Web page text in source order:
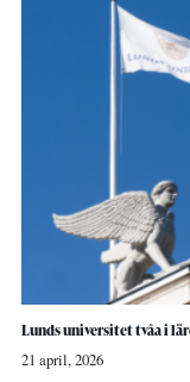
Lunds universitet tvåa i
21 april, 2026